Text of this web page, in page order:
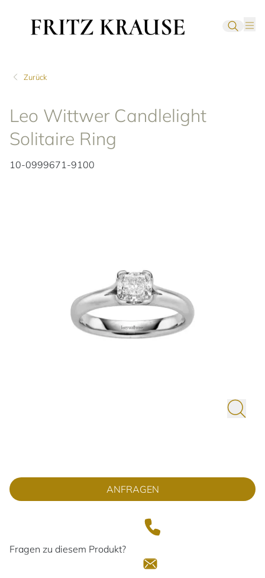
Zurück
Leo Wittwer Candlelight
Solitaire Ring
10-0999671-9100
ANFRAGEN
Fragen zu diesem Produkt?